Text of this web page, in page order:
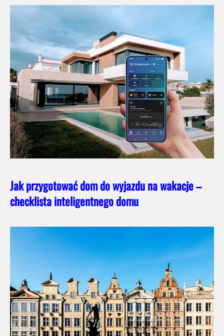
Jak przygotować dom do wyjazdu na wakacje –
checklista inteligentnego domu